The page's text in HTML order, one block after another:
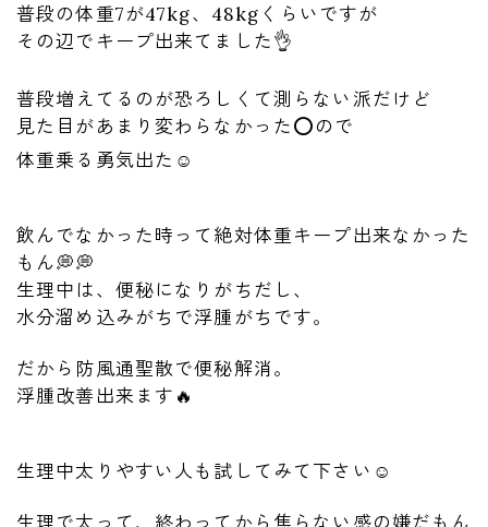
普段の体重7が47kg、48kgくらいですが
その辺でキープ出来てました👌
普段増えてるのが恐ろしくて測らない派だけど
見た目があまり変わらなかった⭕️ので
体重乗る勇気出た☺️
飲んでなかった時って絶対体重キープ出来なかった
もん💭💭
生理中は、便秘になりがちだし、
水分溜め込みがちで浮腫がちです。
だから防風通聖散で便秘解消。
浮腫改善出来ます🔥
生理中太りやすい人も試してみて下さい☺️